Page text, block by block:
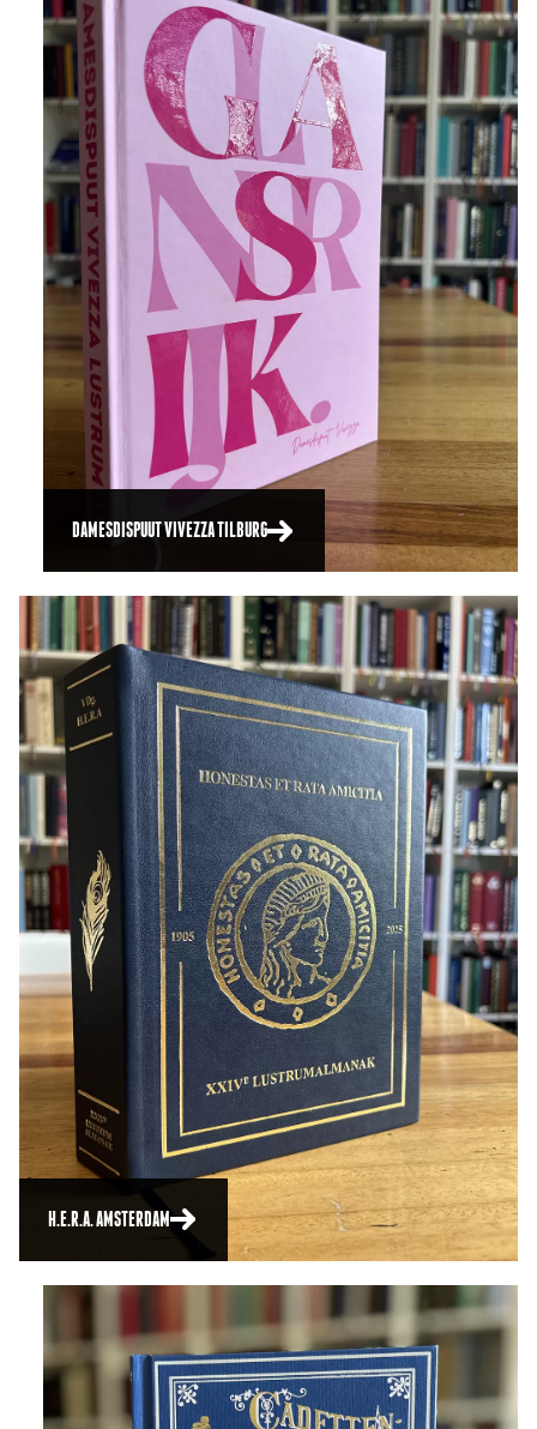
DAMESDISPUUT VIVEZZA TILBURG
H.E.R.A. AMSTERDAM